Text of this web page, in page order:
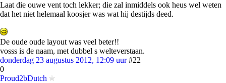
Laat die ouwe vent toch lekker; die zal inmiddels ook heus wel weten
dat het niet helemaal koosjer was wat hij destijds deed.
De oude oude layout was veel beter!!
vosss is de naam, met dubbel s welteverstaan.
donderdag 23 augustus 2012, 12:09 uur #22
0
Proud2bDutch